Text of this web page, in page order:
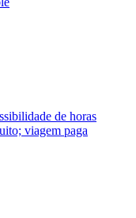
de horas
viagem paga